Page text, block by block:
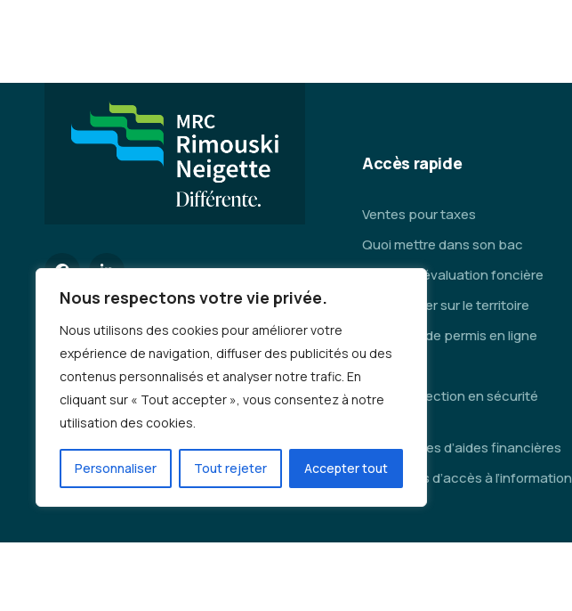
Nous respectons votre vie privée.
Nous utilisons des cookies pour améliorer votre
expérience de navigation, diffuser des publicités ou des
contenus personnalisés et analyser notre trafic. En
cliquant sur « Tout accepter », vous consentez à notre
utilisation des cookies.
Personnaliser Tout rejeter Accepter tout
Accès rapide
Ventes pour taxes
Quoi mettre dans son bac
Service d’évaluation foncière
Se déplacer sur le territoire
Demande de permis en ligne
Auto-inspection en sécurité
Programmes d’aides financières
Demandes d’accès à l’information